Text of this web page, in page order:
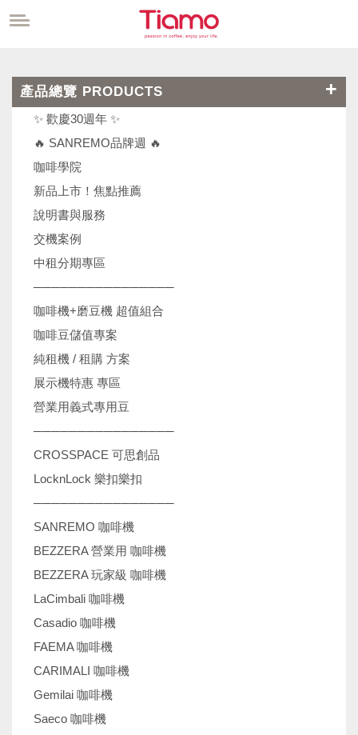
產品總覽 PRODUCTS
✨ 歡慶30週年 ✨
🔥 SANREMO品牌週 🔥
咖啡學院
新品上市！焦點推薦
說明書與服務
交機案例
中租分期專區
────────────────
咖啡機+磨豆機 超值組合
咖啡豆儲值專案
純租機 / 租購 方案
展示機特惠 專區
營業用義式專用豆
────────────────
CROSSPACE 可思創品
LocknLock 樂扣樂扣
────────────────
SANREMO 咖啡機
BEZZERA 營業用 咖啡機
BEZZERA 玩家級 咖啡機
LaCimbali 咖啡機
Casadio 咖啡機
FAEMA 咖啡機
CARIMALI 咖啡機
Gemilai 咖啡機
Saeco 咖啡機